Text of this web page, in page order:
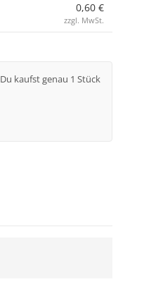
0,60 €
zzgl. MwSt.
Du kaufst genau 1 Stück